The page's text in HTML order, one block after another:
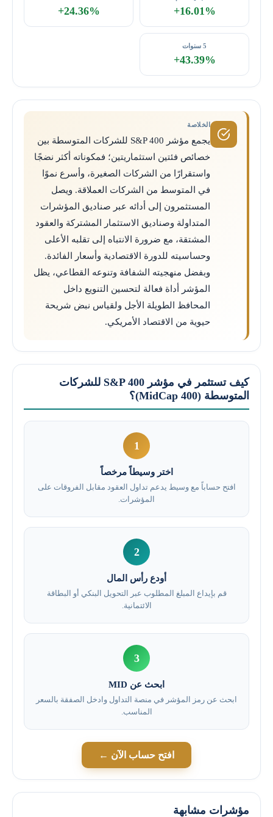
+16.01%
+24.36%
5 سنوات
+43.39%
الخلاصة
يجمع مؤشر S&P 400 للشركات المتوسطة بين
خصائص فئتين استثماريتين؛ فمكوناته أكثر نضجًا
واستقرارًا من الشركات الصغيرة، وأسرع نموًا
في المتوسط من الشركات العملاقة. ويصل
المستثمرون إلى أدائه عبر صناديق المؤشرات
المتداولة وصناديق الاستثمار المشتركة والعقود
المشتقة، مع ضرورة الانتباه إلى تقلبه الأعلى
وحساسيته للدورة الاقتصادية وأسعار الفائدة.
وبفضل منهجيته الشفافة وتنوعه القطاعي، يظل
المؤشر أداة فعالة لتحسين التنويع داخل
المحافظ الطويلة الأجل ولقياس نبض شريحة
حيوية من الاقتصاد الأمريكي.
كيف تستثمر في مؤشر S&P 400 للشركات
المتوسطة (MidCap 400)؟
1
اختر وسيطاً مرخصاً
افتح حساباً مع وسيط يدعم تداول العقود مقابل الفروقات على
المؤشرات.
2
أودع رأس المال
قم بإيداع المبلغ المطلوب عبر التحويل البنكي أو البطاقة
الائتمانية.
3
ابحث عن MID
ابحث عن رمز المؤشر في منصة التداول وادخل الصفقة بالسعر
المناسب.
افتح حساب الآن ←
مؤشرات مشابهة